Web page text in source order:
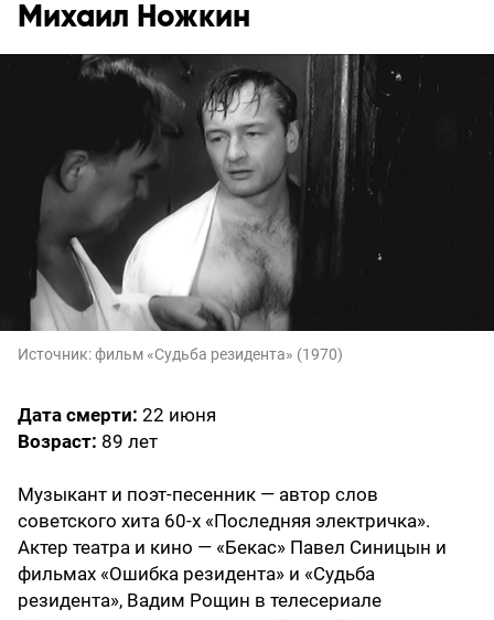
Михаил Ножкин
Источник:фильм «Судьба резидента» (1970)
Дата смерти: 22 июня
Возраст: 89 лет
Музыкант и поэт-песенник — автор слов
советского хита 60-х «Последняя электричка».
Актер театра и кино — «Бекас» Павел Синицын и
фильмах «Ошибка резидента» и «Судьба
резидента», Вадим Рощин в телесериале